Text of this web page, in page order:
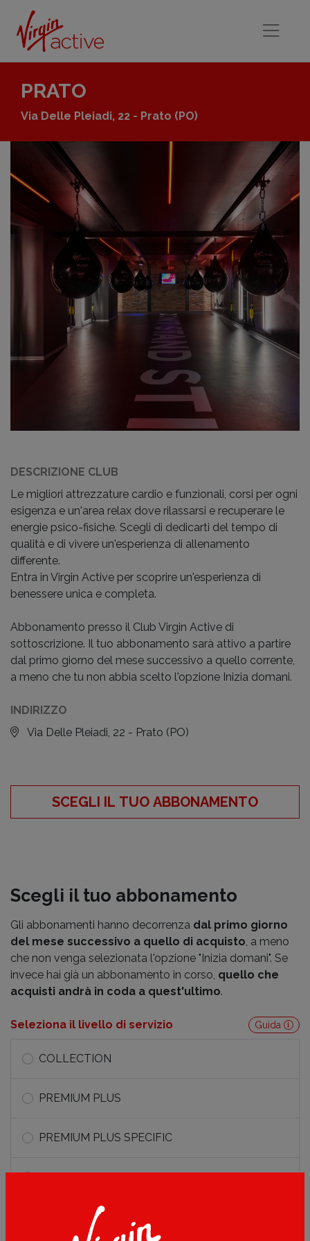
PRATO
Via Delle Pleiadi, 22 - Prato (PO)
DESCRIZIONE CLUB
Le migliori attrezzature cardio e funzionali, corsi per ogni
esigenza e un'area relax dove rilassarsi e recuperare le
energie psico-fisiche. Scegli di dedicarti del tempo di
qualità e di vivere un'esperienza di allenamento
differente.
Entra in Virgin Active per scoprire un'esperienza di
benessere unica e completa.
Abbonamento presso il Club Virgin Active di
sottoscrizione. Il tuo abbonamento sarà attivo a partire
dal primo giorno del mese successivo a quello corrente,
a meno che tu non abbia scelto l'opzione Inizia domani.
INDIRIZZO
Via Delle Pleiadi, 22 - Prato (PO)
SCEGLI IL TUO ABBONAMENTO
Scegli il tuo abbonamento
Gli abbonamenti hanno decorrenza dal primo giorno
del mese successivo a quello di acquisto, a meno
che non venga selezionata l'opzione "Inizia domani". Se
invece hai già un abbonamento in corso, quello che
acquisti andrà in coda a quest'ultimo.
Seleziona il livello di servizio Guida
COLLECTION
PREMIUM PLUS
PREMIUM PLUS SPECIFIC
PREMIUM
LIFE METRO